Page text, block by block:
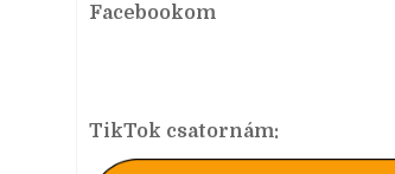
Facebookom
TikTok csatornám: